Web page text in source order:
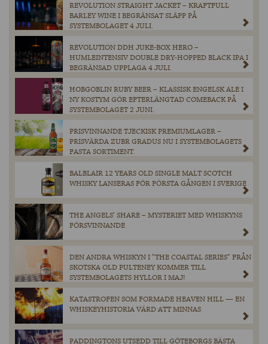
REVOLUTION STRAIGHT JACKET – KRAFTFULL
BARLEY WINE I BEGRÄNSAT SLÄPP PÅ
SYSTEMBOLAGET 4 JULI.
REVOLUTION DDH JUKE-BOX HERO –
HUMLEINTENSIV DOUBLE DRY-HOPPED BLACK IPA I
BEGRÄNSAD UPPLAGA 4 JULI.
HOBGOBLIN RUBY BEER – KLASSISK ENGELSK ALE I
NY KOSTYM GÖR EFTERLÄNGTAD COMEBACK PÅ
SYSTEMBOLAGET 2 JUNI.
PRISVINNANDE TJECKISK PREMIUMLAGER –
PRISVÄRDA ZUBR GRADUS NU I SYSTEMBOLAGETS
FASTA SORTIMENT.
BALBLAIR 12 YEARS OLD SINGLE MALT SCOTCH
WHISKY LANSERAS FÖR FÖRSTA GÅNGEN I SVERIGE
THE ANGELS’ SHARE – MYSTERIET MED WHISKYNS
FÖRSVINNANDE
DEN ANDRA WHISKYN I ”THE COASTAL SERIES” FRÅN
SKOTSKA OLD PULTENEY KOMMER TILL
SYSTEMBOLAGETS HYLLOR I MAJ!
KATASTROFEN SOM FORMADE HEAVEN HILL — EN
WHISKEYHISTORIA VÄRD ATT MINNAS
PADDINGTONS UTSEDD TILL GÖTEBORGS BÄSTA